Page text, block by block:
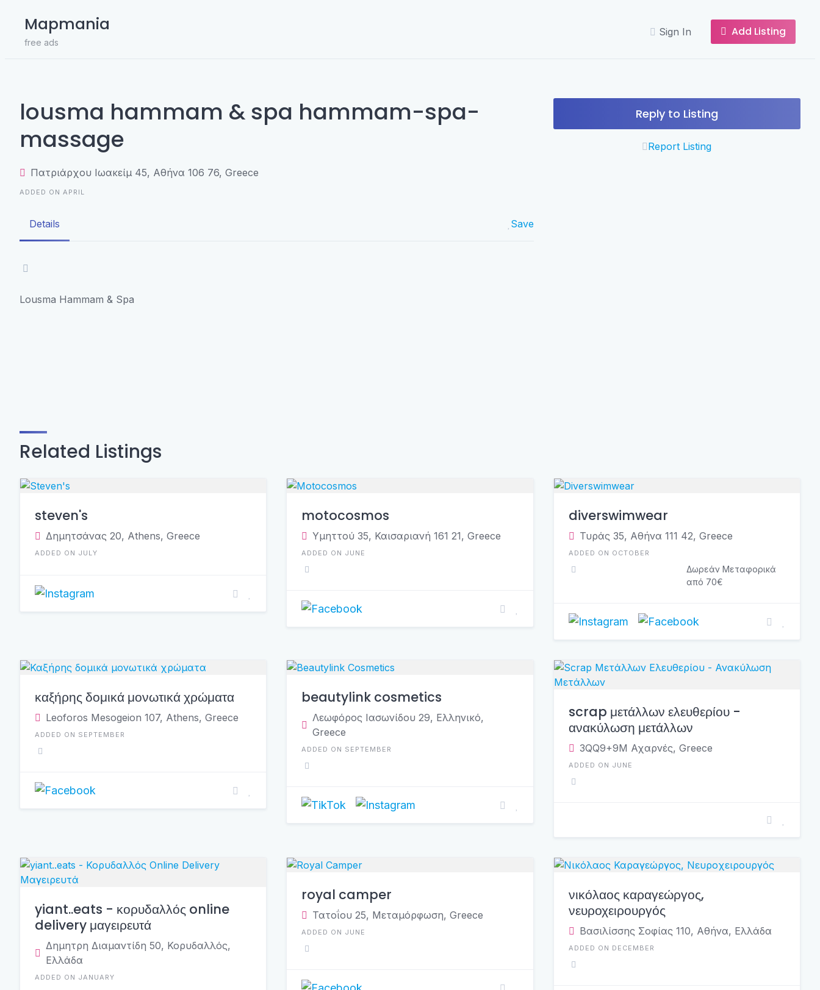
content
Mapmania
free ads
Sign In Add Listing
lousma hammam & spa hammam-spa-
massage
Πατριάρχου Ιωακείμ 45, Αθήνα 106 76, Greece
ADDED ON APRIL
Details Save
Lousma Hammam & Spa
Reply to Listing
Report Listing
Related Listings
steven's
Δημητσάνας 20, Athens, Greece
ADDED ON JULY
motocosmos
Υμηττού 35, Καισαριανή 161 21, Greece
ADDED ON JUNE
diverswimwear
Τυράς 35, Αθήνα 111 42, Greece
ADDED ON OCTOBER
Δωρεάν Μεταφορικά
από 70€
καξήρης δομικά μονωτικά χρώματα
Leoforos Mesogeion 107, Athens, Greece
ADDED ON SEPTEMBER
beautylink cosmetics
Λεωφόρος Ιασωνίδου 29, Ελληνικό,
Greece
ADDED ON SEPTEMBER
scrap μετάλλων ελευθερίου -
ανακύλωση μετάλλων
3QQ9+9M Αχαρνές, Greece
ADDED ON JUNE
yiant..eats - κορυδαλλός online
delivery μαγειρευτά
Δημητρη Διαμαντίδη 50, Κορυδαλλός,
Ελλάδα
ADDED ON JANUARY
royal camper
Τατοΐου 25, Μεταμόρφωση, Greece
ADDED ON JUNE
νικόλαος καραγεώργος,
νευροχειρουργός
Βασιλίσσης Σοφίας 110, Αθήνα, Ελλάδα
ADDED ON DECEMBER